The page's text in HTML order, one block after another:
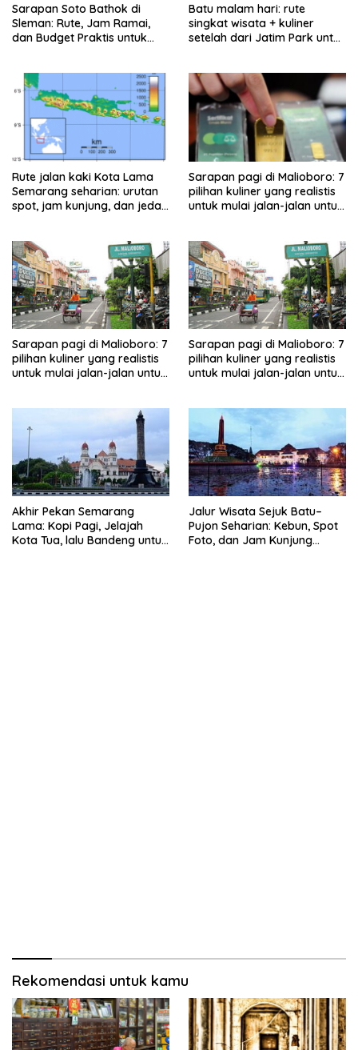
Sarapan Soto Bathok di
Sleman: Rute, Jam Ramai,
dan Budget Praktis untuk
Batu malam hari: rute
singkat wisata + kuliner
setelah dari Jatim Park untuk
Rute jalan kaki Kota Lama
Semarang seharian: urutan
spot, jam kunjung, dan jeda
Sarapan pagi di Malioboro: 7
pilihan kuliner yang realistis
untuk mulai jalan-jalan untuk
Sarapan pagi di Malioboro: 7
pilihan kuliner yang realistis
untuk mulai jalan-jalan untuk
Sarapan pagi di Malioboro: 7
pilihan kuliner yang realistis
untuk mulai jalan-jalan untuk
Akhir Pekan Semarang
Lama: Kopi Pagi, Jelajah
Kota Tua, lalu Bandeng untuk
Jalur Wisata Sejuk Batu–
Pujon Seharian: Kebun, Spot
Foto, dan Jam Kunjung
Rekomendasi untuk kamu